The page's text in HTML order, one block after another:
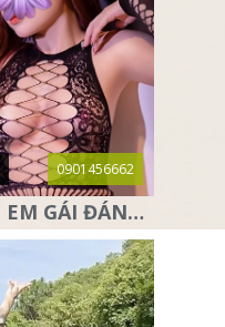
0901456662
[HOT] THIÊN AN - EM GÁI ĐÁNG YÊU, DỄ THƯƠNG,RẤT DÂM